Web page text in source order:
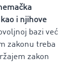
i njihove
bazi već
zakonu treba
zakon